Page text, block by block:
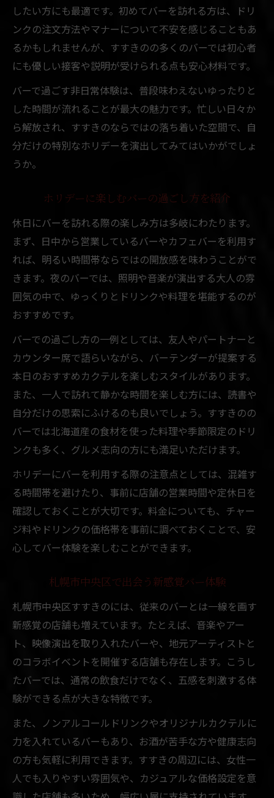
ホリデーにぴったりなバー体験の秘訣
すすきのの隠れ家バーで過ごす休日
北海道独自のバー文化とすすきの体験
札幌市中央区で味わう贅沢ホリデーの夜
札幌市中央区で過ごす贅沢バータイム
すすきのエリアで叶う大人のホリデー
バーで感じる非日常と特別な夜の演出
非日常を楽しむすすきのエリアのバー体験
すすきので体験する非日常バーの魅力
札幌市中央区のバーで休日を満喫しよう
ホリデーにおすすめのバー利用法
非日常を演出するすすきのバーの特徴
北海道のバー文化を感じる体験ポイント
したい方にも最適です。初めてバーを訪れる方は、ドリ
ンクの注文方法やマナーについて不安を感じることもあ
るかもしれませんが、すすきのの多くのバーでは初心者
にも優しい接客や説明が受けられる点も安心材料です。
バーで過ごす非日常体験は、普段味わえないゆったりと
した時間が流れることが最大の魅力です。忙しい日々か
ら解放され、すすきのならではの落ち着いた空間で、自
分だけの特別なホリデーを演出してみてはいかがでしょ
うか。
ホリデーに楽しむバーの過ごし方を紹介
休日にバーを訪れる際の楽しみ方は多岐にわたります。
まず、日中から営業しているバーやカフェバーを利用す
れば、明るい時間帯ならではの開放感を味わうことがで
きます。夜のバーでは、照明や音楽が演出する大人の雰
囲気の中で、ゆっくりとドリンクや料理を堪能するのが
おすすめです。
バーでの過ごし方の一例としては、友人やパートナーと
カウンター席で語らいながら、バーテンダーが提案する
本日のおすすめカクテルを楽しむスタイルがあります。
また、一人で訪れて静かな時間を楽しむ方には、読書や
自分だけの思索にふけるのも良いでしょう。すすきのの
バーでは北海道産の食材を使った料理や季節限定のドリ
ンクも多く、グルメ志向の方にも満足いただけます。
ホリデーにバーを利用する際の注意点としては、混雑す
る時間帯を避けたり、事前に店舗の営業時間や定休日を
確認しておくことが大切です。料金についても、チャー
ジ料やドリンクの価格帯を事前に調べておくことで、安
心してバー体験を楽しむことができます。
札幌市中央区で出会う新感覚バー体験
札幌市中央区すすきのには、従来のバーとは一線を画す
新感覚の店舗も増えています。たとえば、音楽やアー
ト、映像演出を取り入れたバーや、地元アーティストと
のコラボイベントを開催する店舗も存在します。こうし
たバーでは、通常の飲食だけでなく、五感を刺激する体
験ができる点が大きな特徴です。
また、ノンアルコールドリンクやオリジナルカクテルに
力を入れているバーもあり、お酒が苦手な方や健康志向
の方も気軽に利用できます。すすきの周辺には、女性一
人でも入りやすい雰囲気や、カジュアルな価格設定を意